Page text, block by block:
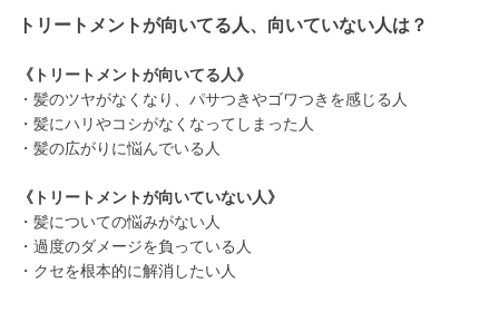
トリートメントが向いてる人、向いていない人は？
《トリートメントが向いてる人》
・髪のツヤがなくなり、パサつきやゴワつきを感じる人
・髪にハリやコシがなくなってしまった人
・髪の広がりに悩んでいる人
《トリートメントが向いていない人》
・髪についての悩みがない人
・過度のダメージを負っている人
・クセを根本的に解消したい人